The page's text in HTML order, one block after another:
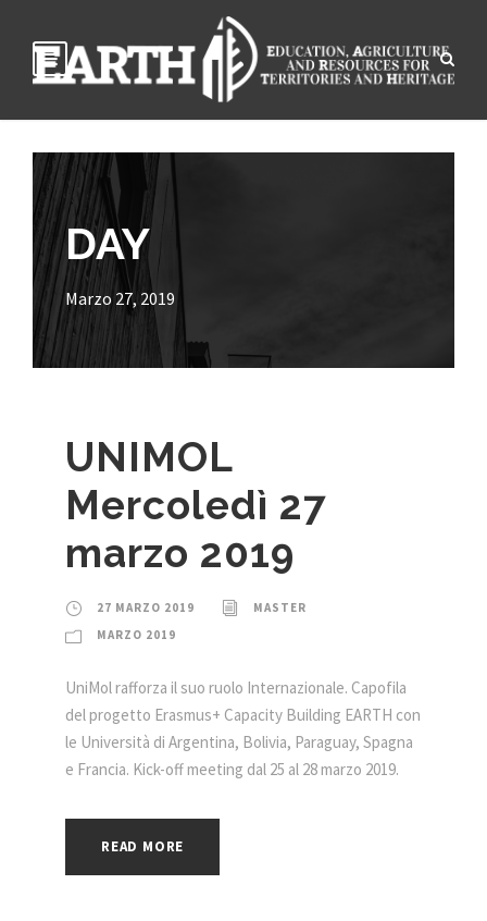
DAY
Marzo 27, 2019
UNIMOL
Mercoledì 27
marzo 2019
27 MARZO 2019
MASTER
MARZO 2019
UniMol rafforza il suo ruolo Internazionale. Capofila
del progetto Erasmus+ Capacity Building EARTH con
le Università di Argentina, Bolivia, Paraguay, Spagna
e Francia. Kick-off meeting dal 25 al 28 marzo 2019.
READ MORE